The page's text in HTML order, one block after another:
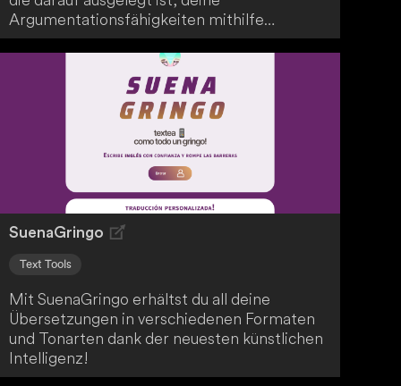
Argumentationsfähigkeiten mithilfe
künstlicher Intelligenz zu schärfen. Mit
diesem innovativen Werkzeug verbesserst du
deine Fähigkeit, Standpunkte zu artikulieren
und zu verteidigen. DebateAI deckt eine
breite Palette von Themen ab und bietet dir
eine interaktive Plattform für deine
persönliche Weiterentwicklung in der Kunst
SuenaGringo
Text Tools
Mit SuenaGringo erhältst du all deine
Übersetzungen in verschiedenen Formaten
und Tonarten dank der neuesten künstlichen
Intelligenz!